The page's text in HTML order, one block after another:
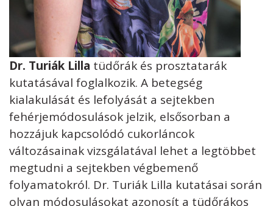
Dr. Turiák Lilla tüdőrák és prosztatarák
kutatásával foglalkozik. A betegség
kialakulását és lefolyását a sejtekben
fehérjemódosulások jelzik, elsősorban a
hozzájuk kapcsolódó cukorláncok
változásainak vizsgálatával lehet a legtöbbet
megtudni a sejtekben végbemenő
folyamatokról. Dr. Turiák Lilla kutatásai során
olyan módosulásokat azonosít a tüdőrákos